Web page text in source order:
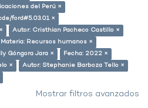
del Perú ×
ford#5.03.01 ×
Autor: Cristhian Pacheco Castillo ×
Materia: Recursos humanos ×
Góngora Jara ×
Fecha: 2022 ×
×
Autor: Stephanie Barboza Tello ×
Mostrar filtros avanzados